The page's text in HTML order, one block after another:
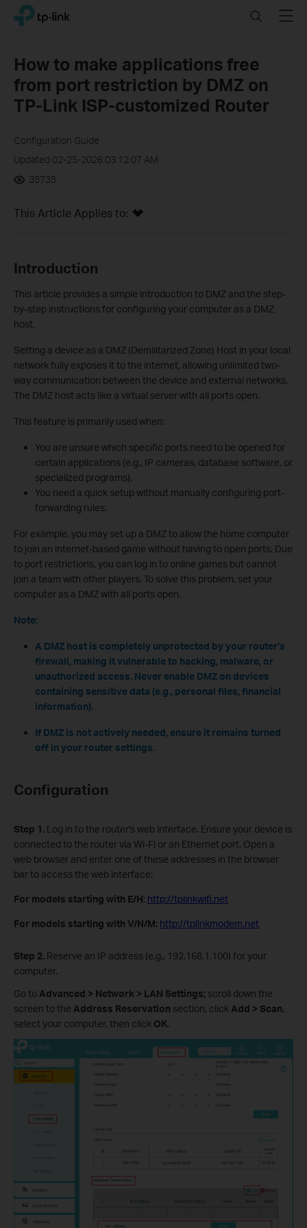
Click
navigation
bar
TP-Link, Reliably Smart SearchMenu
How to make applications free
from port restriction by DMZ on
TP-Link ISP-customized Router
Configuration Guide
Updated 02-25-2026 03:12:07 AM
35735
This Article Applies to:
Introduction
This article provides a simple introduction to DMZ and the step-
by-step instructions for configuring your computer as a DMZ
host.
Setting a device as a DMZ (Demilitarized Zone) Host in your local
network fully exposes it to the internet, allowing unlimited two-
way communication between the device and external networks.
The DMZ host acts like a virtual server with all ports open.
This feature is primarily used when:
You are unsure which specific ports need to be opened for
certain applications (e.g., IP cameras, database software, or
specialized programs).
You need a quick setup without manually configuring port-
forwarding rules.
For example, you may set up a DMZ to allow the home computer
to join an internet-based game without having to open ports. Due
to port restrictions, you can log in to online games but cannot
join a team with other players. To solve this problem, set your
computer as a DMZ with all ports open.
Note:
A DMZ host is completely unprotected by your router’s
firewall, making it vulnerable to hacking, malware, or
unauthorized access. Never enable DMZ on devices
containing sensitive data (e.g., personal files, financial
information).
If DMZ is not actively needed, ensure it remains turned
off in your router settings.
Configuration
Step 1. Log in to the router's web interface. Ensure your device is
connected to the router via Wi-Fi or an Ethernet port. Open a
web browser and enter one of these addresses in the browser
bar to access the web interface:
For models starting with E/H: http://tplinkwifi.net
For models starting with V/N/M: http://tplinkmodem.net
Step 2. Reserve an IP address (e.g., 192.168.1.100) for your
computer.
Go toAdvanced > Network > LAN Settings; scroll down the
screen to the Address Reservation section, clickAdd > Scan,
select your computer, then click OK.